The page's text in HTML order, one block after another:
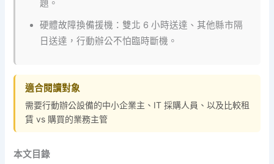
題。
硬體故障換備援機：雙北 6 小時送達、其他縣市隔
日送達，行動辦公不怕臨時斷機。
適合閱讀對象
需要行動辦公設備的中小企業主、IT 採購人員、以及比較租
賃 vs 購買的業務主管
本文目錄